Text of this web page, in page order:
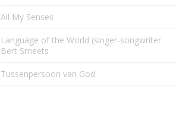
All My Senses
Language of the World (singer-songwriter
Bert Smeets
Tussenpersoon van God